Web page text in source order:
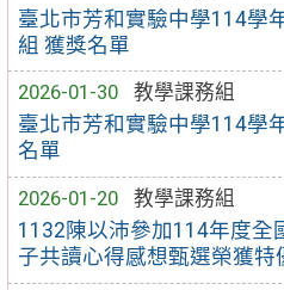
臺北市芳和實驗中學114學
組 獲獎名單
2026-01-30
教學課務組
臺北市芳和實驗中學114學
名單
2026-01-20
教學課務組
1132陳以沛參加114年度全
子共讀心得感想甄選榮獲特